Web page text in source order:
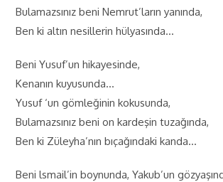
Bulamazsınız beni Nemrut’ların yanında,
Ben ki altın nesillerin hülyasında…
Beni Yusuf’un hikayesinde,
Kenanın kuyusunda…
Yusuf ‘un gömleğinin kokusunda,
Bulamazsınız beni on kardeşin tuzağında,
Ben ki Züleyha’nın bıçağındaki kanda…
Beni lsmail’in boynunda, Yakub’un